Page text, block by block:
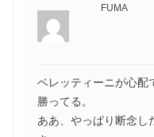
FUMA
ベレッティーニが心配
勝ってる。
ああ、やっぱり断念